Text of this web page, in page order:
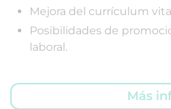
Mejora del currículum
Posibilidades de
laboral.
Más